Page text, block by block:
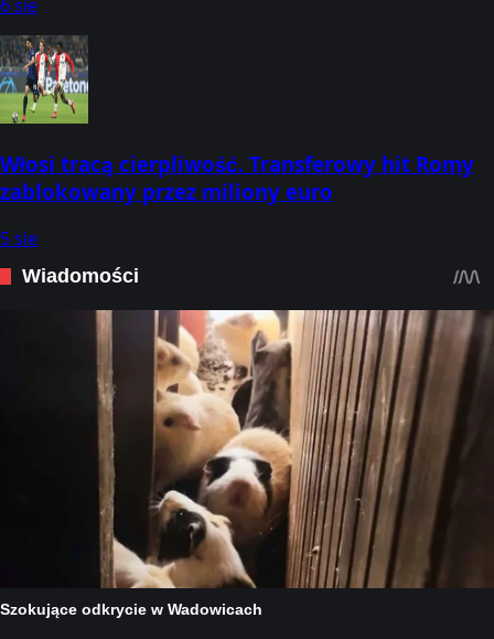
6 sie
Włosi tracą cierpliwość. Transferowy hit Romy
zablokowany przez miliony euro
5 sie